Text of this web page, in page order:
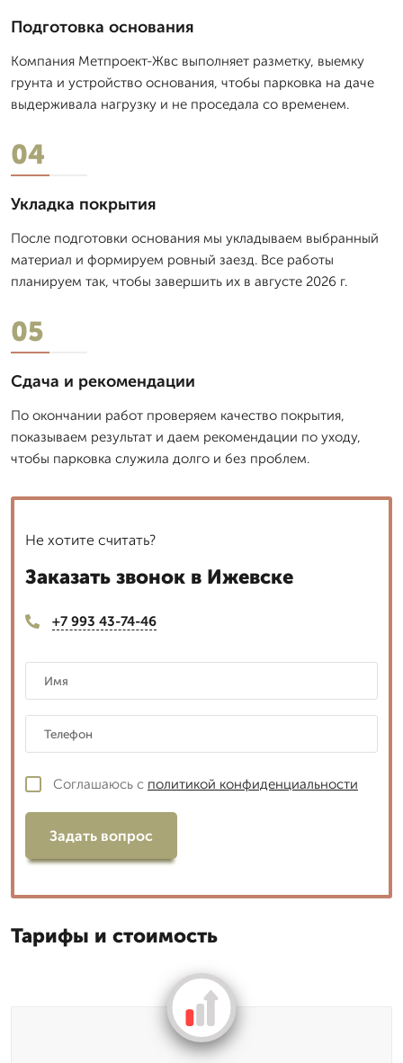
Подготовка основания
Компания Метпроект-Жвс выполняет разметку, выемку
грунта и устройство основания, чтобы парковка на даче
выдерживала нагрузку и не проседала со временем.
04
Укладка покрытия
После подготовки основания мы укладываем выбранный
материал и формируем ровный заезд. Все работы
планируем так, чтобы завершить их в августе 2026 г.
05
Сдача и рекомендации
По окончании работ проверяем качество покрытия,
показываем результат и даем рекомендации по уходу,
чтобы парковка служила долго и без проблем.
Не хотите считать?
Заказать звонок в Ижевске
+7 993 43-74-46
Соглашаюсь с политикой конфиденциальности
Задать вопрос
Тарифы и стоимость